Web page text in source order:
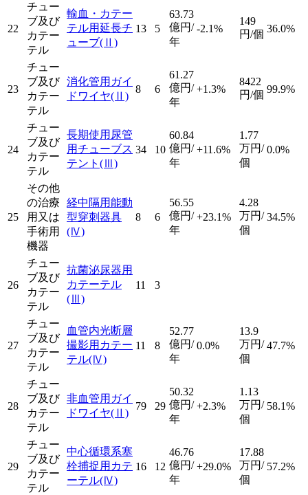
22
チュー
ブ及び
カテー
テル
輸血・カテー
テル用延長チ
ューブ(Ⅱ)
13 5
63.73
億円/
年
-2.1%
149
円/個 36.0%
23
チュー
ブ及び
カテー
テル
消化管用ガイ
ドワイヤ(Ⅱ)
8 6
61.27
億円/
年
+1.3%
8422
円/個 99.9%
24
チュー
ブ及び
カテー
テル
長期使用尿管
用チューブス
テント (Ⅲ)
34 10
60.84
億円/
年
+11.6%
1.77
万円/
個
0.0%
25
その他
の治療
用又は
手術用
機器
経中隔用能動
型穿刺器具
(Ⅳ)
8 6
56.55
億円/
年
+23.1%
4.28
万円/
個
34.5%
26
チュー
ブ及び
カテー
テル
抗菌泌尿器用
カテーテル
(Ⅲ)
11 3
27
チュー
ブ及び
カテー
テル
血管内光断層
撮影用カテー
テル(Ⅳ)
11 8
52.77
億円/
年
0.0%
13.9
万円/
個
47.7%
28
チュー
ブ及び
カテー
テル
非血管用ガイ
ドワイヤ(Ⅱ)
79 29
50.32
億円/
年
+2.3%
1.13
万円/
個
58.1%
29
チュー
ブ及び
カテー
テル
中心循環系塞
栓捕捉用カテ
ーテル(Ⅳ)
16 12
46.76
億円/
年
+29.0%
17.88
万円/
個
57.2%